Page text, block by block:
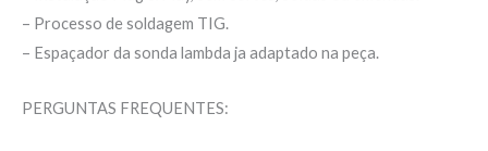
– Processo de soldagem TIG.
– Espaçador da sonda lambda ja adaptado na peça.
PERGUNTAS FREQUENTES: